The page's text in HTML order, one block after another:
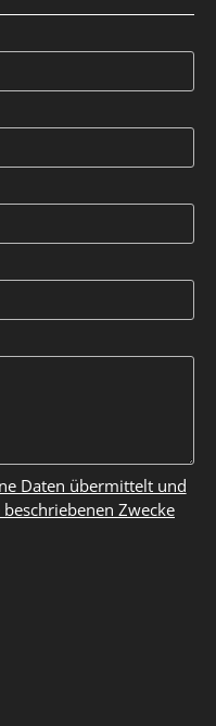
Daten übermittelt und
Zwecke